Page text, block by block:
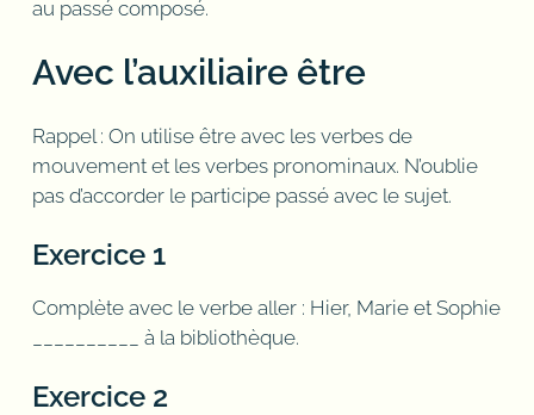
au passé composé.
Avec l’auxiliaire être
Rappel : On utilise être avec les verbes de
mouvement et les verbes pronominaux. N’oublie
pas d’accorder le participe passé avec le sujet.
Exercice 1
Complète avec le verbe aller : Hier, Marie et Sophie
__________ à la bibliothèque.
Exercice 2